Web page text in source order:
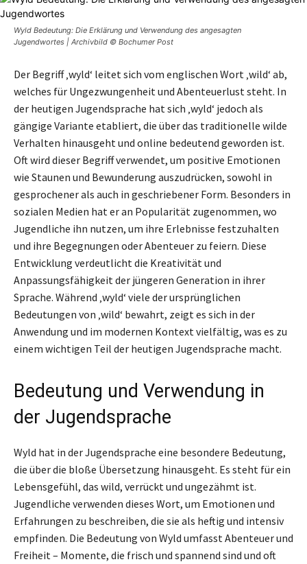
Wyld Bedeutung: Die Erklärung und Verwendung des angesagten
Jugendwortes | Archivbild © Bochumer Post
Der Begriff ‚wyld‘ leitet sich vom englischen Wort ‚wild‘ ab,
welches für Ungezwungenheit und Abenteuerlust steht. In
der heutigen Jugendsprache hat sich ‚wyld‘ jedoch als
gängige Variante etabliert, die über das traditionelle wilde
Verhalten hinausgeht und online bedeutend geworden ist.
Oft wird dieser Begriff verwendet, um positive Emotionen
wie Staunen und Bewunderung auszudrücken, sowohl in
gesprochener als auch in geschriebener Form. Besonders in
sozialen Medien hat er an Popularität zugenommen, wo
Jugendliche ihn nutzen, um ihre Erlebnisse festzuhalten
und ihre Begegnungen oder Abenteuer zu feiern. Diese
Entwicklung verdeutlicht die Kreativität und
Anpassungsfähigkeit der jüngeren Generation in ihrer
Sprache. Während ‚wyld‘ viele der ursprünglichen
Bedeutungen von ‚wild‘ bewahrt, zeigt es sich in der
Anwendung und im modernen Kontext vielfältig, was es zu
einem wichtigen Teil der heutigen Jugendsprache macht.
Bedeutung und Verwendung in
der Jugendsprache
Wyld hat in der Jugendsprache eine besondere Bedeutung,
die über die bloße Übersetzung hinausgeht. Es steht für ein
Lebensgefühl, das wild, verrückt und ungezähmt ist.
Jugendliche verwenden dieses Wort, um Emotionen und
Erfahrungen zu beschreiben, die sie als heftig und intensiv
empfinden. Die Bedeutung von Wyld umfasst Abenteuer und
Freiheit – Momente, die frisch und spannend sind und oft